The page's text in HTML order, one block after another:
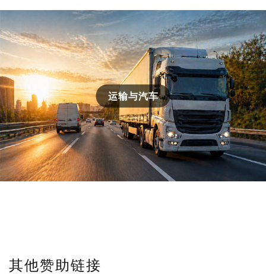
运输与汽车
其他赞助链接